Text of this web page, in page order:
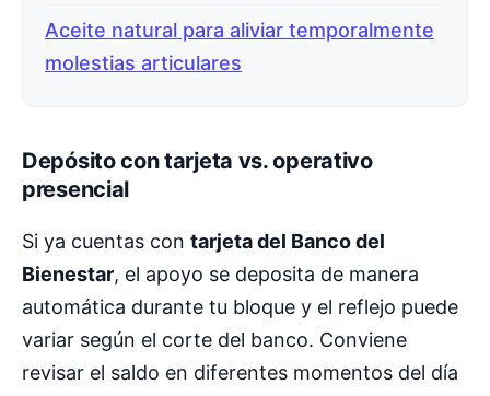
Aceite natural para aliviar temporalmente
molestias articulares
Depósito con tarjeta vs. operativo
presencial
Si ya cuentas con tarjeta del Banco del
Bienestar, el apoyo se deposita de manera
automática durante tu bloque y el reflejo puede
variar según el corte del banco. Conviene
revisar el saldo en diferentes momentos del día